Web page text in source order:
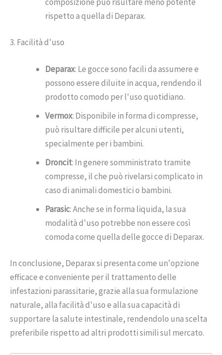
rispetto a quella di Deparax.
3. Facilità d'uso
Deparax: Le gocce sono facili da assumere e
possono essere diluite in acqua, rendendo il
prodotto comodo per l'uso quotidiano.
Vermox: Disponibile in forma di compresse,
può risultare difficile per alcuni utenti,
specialmente per i bambini.
Droncit: In genere somministrato tramite
compresse, il che può rivelarsi complicato in
caso di animali domestici o bambini.
Parasic: Anche se in forma liquida, la sua
modalità d'uso potrebbe non essere così
comoda come quella delle gocce di Deparax.
In conclusione, Deparax si presenta come un'opzione
efficace e conveniente per il trattamento delle
infestazioni parassitarie, grazie alla sua formulazione
naturale, alla facilità d'uso e alla sua capacità di
supportare la salute intestinale, rendendolo una scelta
preferibile rispetto ad altri prodotti simili sul mercato.